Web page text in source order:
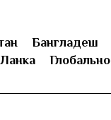
Бангладеш
Глобально